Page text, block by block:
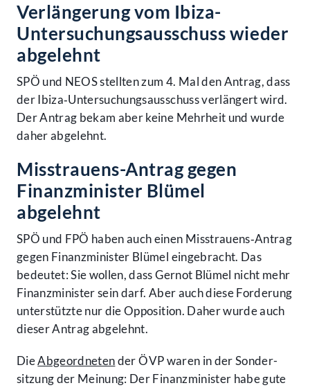
Verlängerung vom Ibiza-
Untersuchungsausschuss wieder
abgelehnt
SPÖ und NEOS stellten zum 4. Mal den Antrag, dass
der Ibiza‑Unter­suchungs­ausschuss verlängert wird.
Der Antrag bekam aber keine Mehrheit und wurde
daher abgelehnt.
Misstrauens-Antrag gegen
Finanzminister Blümel
abgelehnt
SPÖ und FPÖ haben auch einen Misstrauens‑Antrag
gegen Finanz­minister Blümel eingebracht. Das
bedeutet: Sie wollen, dass Gernot Blümel nicht mehr
Finanz­minister sein darf. Aber auch diese Forderung
unterstützte nur die Opposition. Daher wurde auch
dieser Antrag abgelehnt.
DieAbgeordnetender ÖVP waren in der Sonder­
sitzung der Meinung: Der Finanz­minister habe gute